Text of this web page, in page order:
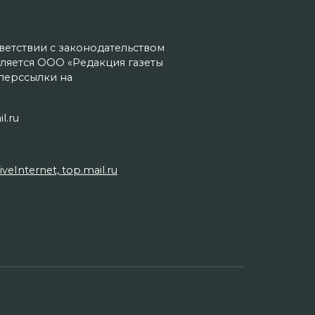
с законодательством
ООО «Редакция газеты
на
top.mail.ru